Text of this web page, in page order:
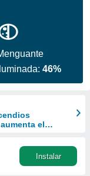
Iluminada:46%
el
Instalar